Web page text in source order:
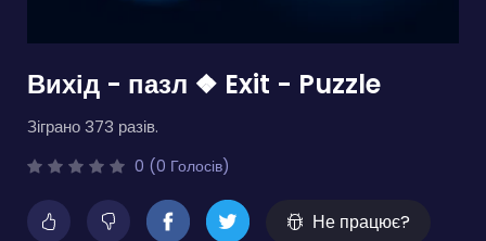
Вихід - пазл ❖ Exit - Puzzle
Зіграно 373 разів.
0 (0 Голосів)
Не працює?